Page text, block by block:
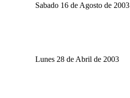
Sabado 16 de Agosto de 2003
Lunes 28 de Abril de 2003